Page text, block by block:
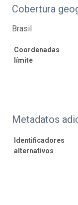
Cobertura
Brasil
Coordenadas
límite
Metadatos
Identificadores
alternativos